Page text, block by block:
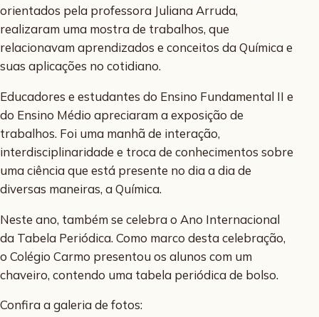
orientados pela professora Juliana Arruda,
realizaram uma mostra de trabalhos, que
relacionavam aprendizados e conceitos da Química e
suas aplicações no cotidiano.
Educadores e estudantes do Ensino Fundamental II e
do Ensino Médio apreciaram a exposição de
trabalhos. Foi uma manhã de interação,
interdisciplinaridade e troca de conhecimentos sobre
uma ciência que está presente no dia a dia de
diversas maneiras, a Química.
Neste ano, também se celebra o Ano Internacional
da Tabela Periódica. Como marco desta celebração,
o Colégio Carmo presentou os alunos com um
chaveiro, contendo uma tabela periódica de bolso.
Confira a galeria de fotos: